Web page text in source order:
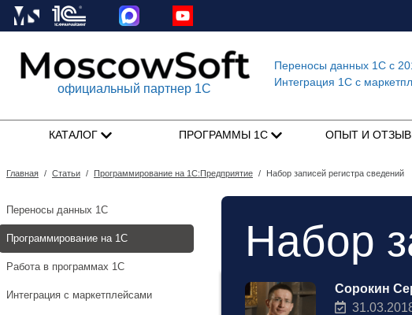
официальный партнер 1С
Переносы данных 1Сс
Интеграция 1C с
КАТАЛОГ ПРОГРАММЫ 1С ОПЫТ И
Главная / Статьи / Программирование на 1С:Предприятие / Набор записей регистра сведений
Переносы данных 1С
Программирование на 1С
Работа в программах 1С
Интеграция с маркетплейсами
Набор
Сорокин